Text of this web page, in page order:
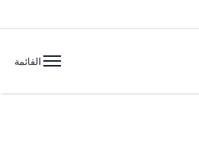
القائمة